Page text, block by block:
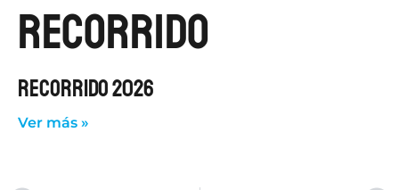
recorrido
RECORRIDO 2026
Ver más »